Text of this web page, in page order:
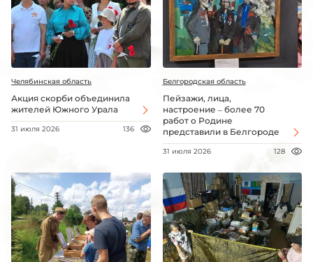
Челябинская область
Акция скорби объединила
жителей Южного Урала
31 июля 2026 136
Белгородская область
Пейзажи, лица,
настроение – более 70
работ о Родине
представили в Белгороде
31 июля 2026 128